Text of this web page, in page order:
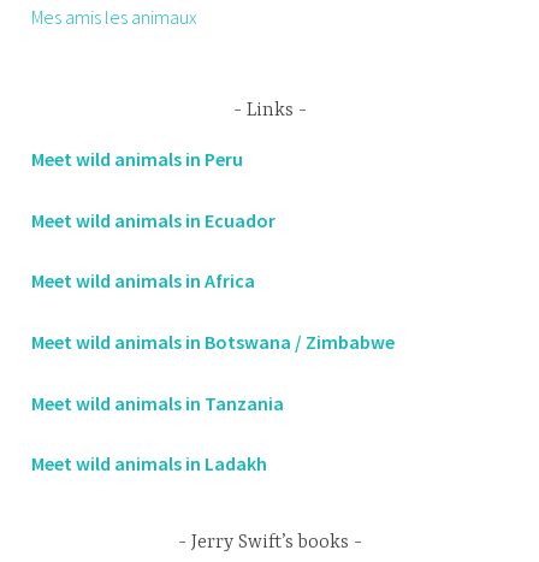
Mes amis les animaux
Links
Meet wild animals in Peru
Meet wild animals in Ecuador
Meet wild animals in Africa
Meet wild animals in Botswana / Zimbabwe
Meet wild animals in Tanzania
Meet wild animals in Ladakh
Jerry Swift’s books